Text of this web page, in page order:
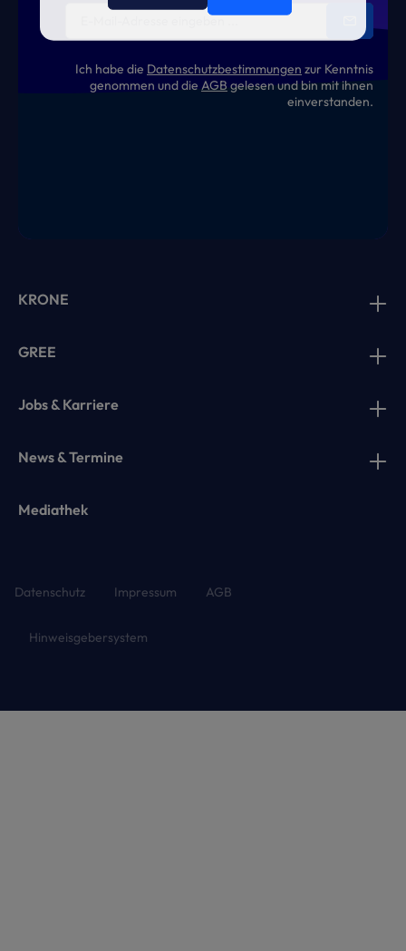
Ich habe die Datenschutzbestimmungen zur Kenntnis
genommen und die AGB gelesen und bin mit ihnen
einverstanden.
KRONE
GREE
Jobs & Karriere
News & Termine
Mediathek
Datenschutz Impressum AGB
Hinweisgebersystem